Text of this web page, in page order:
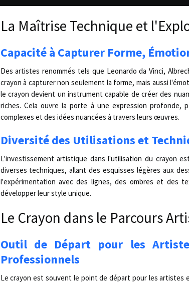
La Maîtrise Technique et
Capacité à Capturer Forme,
Des artistes renommés tels que Leonardo da Vinci,
crayon à capturer non seulement la forme, mais aussi
le crayon devient un instrument capable de créer des
riches. Cela ouvre la porte à une expression
complexes et des idées nuancées à travers leurs œuvres.
Diversité des Utilisations et
L'investissement artistique dans l'utilisation du crayon
diverses techniques, allant des esquisses légères aux
l'expérimentation avec des lignes, des ombres et des
développer leur style unique.
Le Crayon dans le Parcours
Outil de Départ pour les
Professionnels
Le crayon est souvent le point de départ pour les